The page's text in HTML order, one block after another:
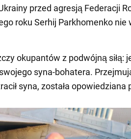
przed agresją Federacji
roku Serhij Parkhomenko nie
okupantów z podwójną siłą:
syna-bohatera.
syna, została opowiedziana